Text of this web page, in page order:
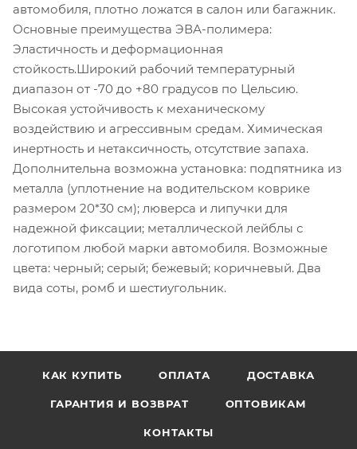
автомобиля, плотно ложатся в салон или багажник.
Основные преимущества ЭВА-полимера:
Эластичность и деформационная
стойкость.Широкий рабочий температурный
диапазон от -70 до +80 градусов по Цельсию.
Высокая устойчивость к механическому
воздействию и агрессивным средам. Химическая
инертность и нетаксичность, отсутствие запаха.
Дополнительна возможна установка: подпятника из
металла (уплотнение на водительском коврике
размером 20*30 см); люверса и липучки для
надежной фиксации; металлической лейблы с
логотипом любой марки автомобиля. Возможные
цвета: черный; серый; бежевый; коричневый. Два
вида соты, ромб и шестиугольник.
КАК КУПИТЬ ОПЛАТА ДОСТАВКА
ГАРАНТИЯ И ВОЗВРАТ ОПТОВИКАМ
КОНТАКТЫ